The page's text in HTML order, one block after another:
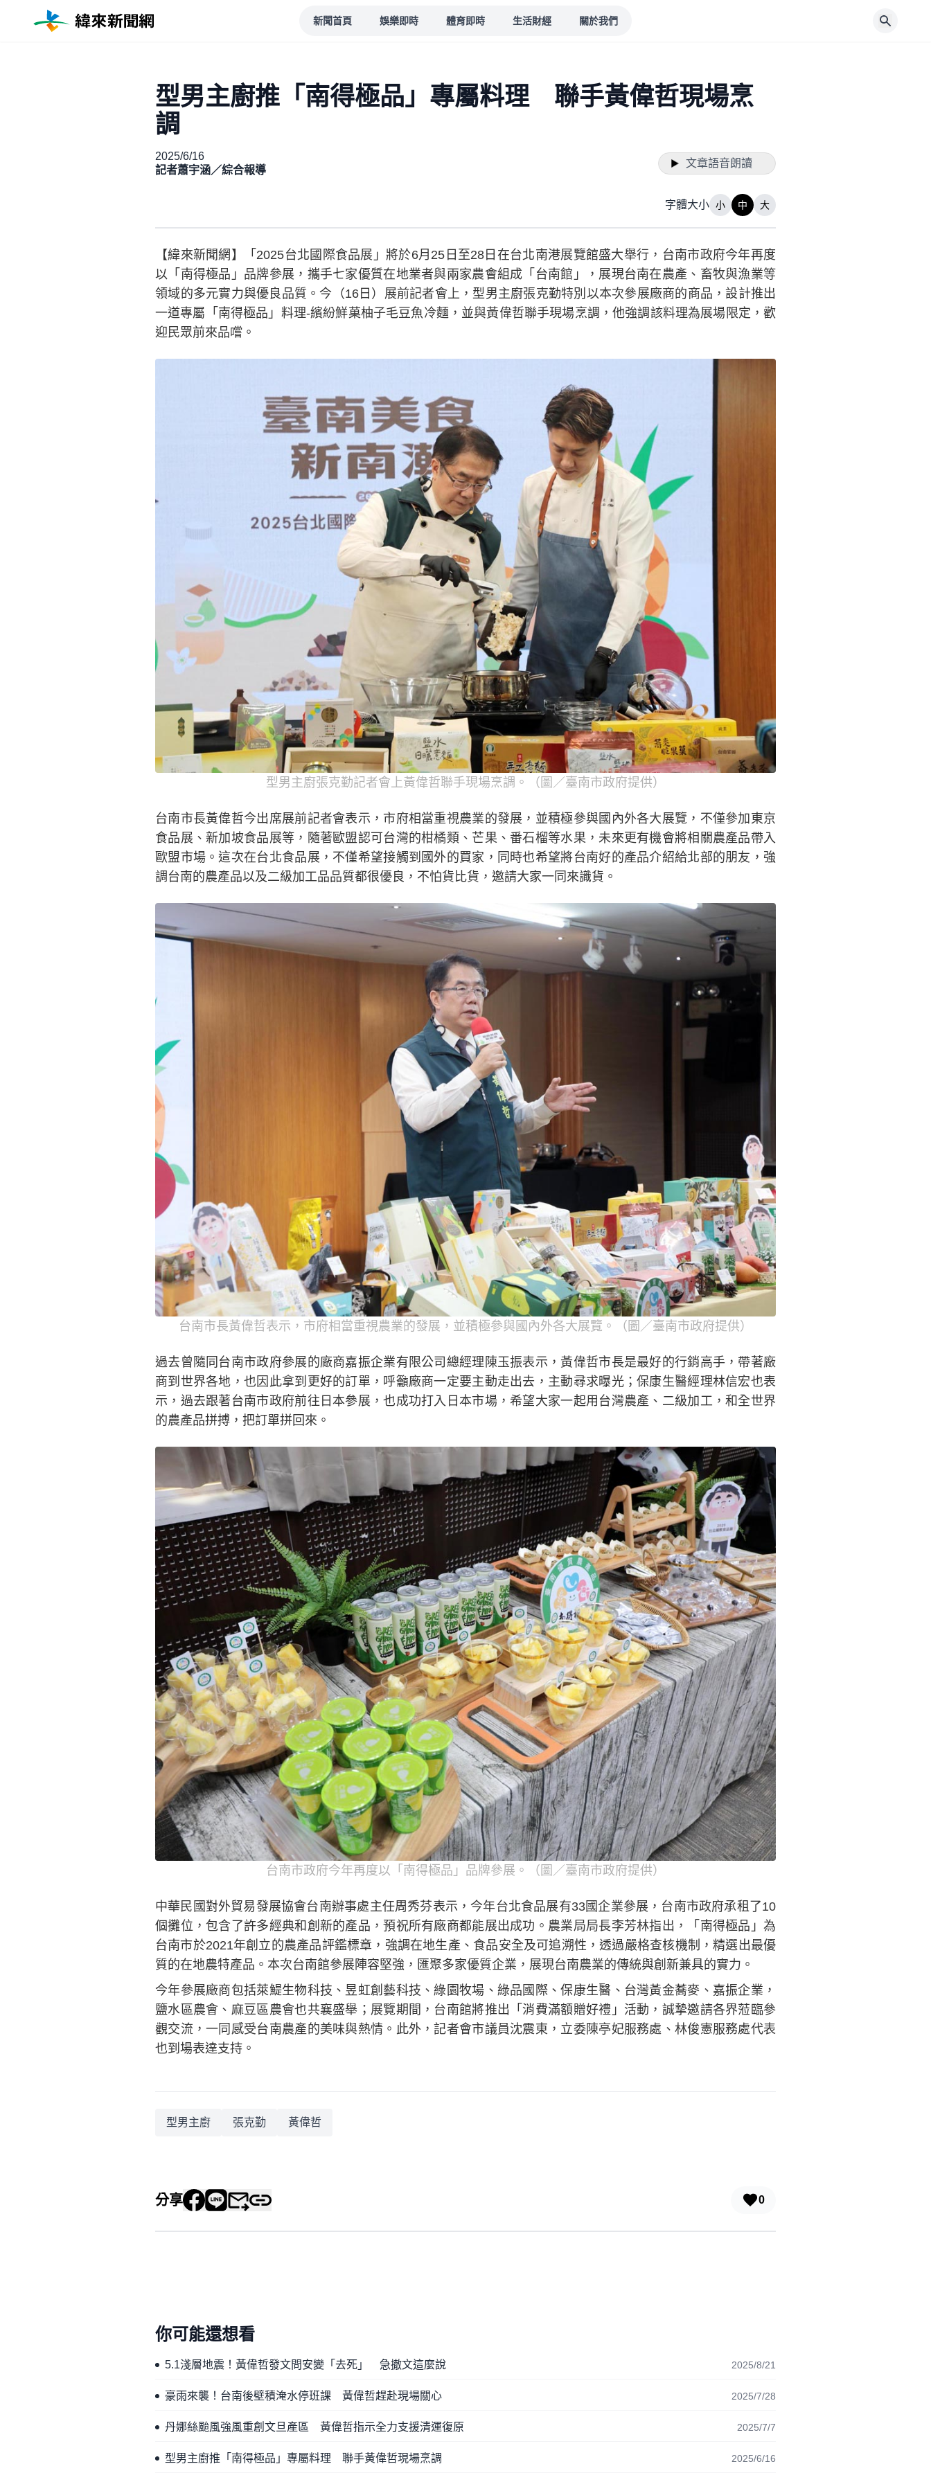
新聞首頁 娛樂即時 體育即時 生活財經 關於我們
型男主廚推「南得極品」專屬料理 聯手黃偉哲現場烹
調
2025/6/16
記者蕭宇涵／綜合報導
文章語音朗讀
字體大小 小 中 大
【緯來新聞網】「2025台北國際食品展」將於6月25日至28日在台北南港展覽館盛大舉行，台南市政府今年再度
以「南得極品」品牌參展，攜手七家優質在地業者與兩家農會組成「台南館」，展現台南在農產、畜牧與漁業等
領域的多元實力與優良品質。今（16日）展前記者會上，型男主廚張克勤特別以本次參展廠商的商品，設計推出
一道專屬「南得極品」料理-繽紛鮮菓柚子毛豆魚冷麵，並與黃偉哲聯手現場烹調，他強調該料理為展場限定，歡
迎民眾前來品嚐。
型男主廚張克勤記者會上黃偉哲聯手現場烹調。（圖／臺南市政府提供）
台南市長黃偉哲今出席展前記者會表示，市府相當重視農業的發展，並積極參與國內外各大展覽，不僅參加東京
食品展、新加坡食品展等，隨著歐盟認可台灣的柑橘類、芒果、番石榴等水果，未來更有機會將相關農產品帶入
歐盟市場。這次在台北食品展，不僅希望接觸到國外的買家，同時也希望將台南好的產品介紹給北部的朋友，強
調台南的農產品以及二級加工品品質都很優良，不怕貨比貨，邀請大家一同來識貨。
台南市長黃偉哲表示，市府相當重視農業的發展，並積極參與國內外各大展覽。（圖／臺南市政府提供）
過去曾隨同台南市政府參展的廠商嘉振企業有限公司總經理陳玉振表示，黃偉哲市長是最好的行銷高手，帶著廠
商到世界各地，也因此拿到更好的訂單，呼籲廠商一定要主動走出去，主動尋求曝光；保康生醫經理林信宏也表
示，過去跟著台南市政府前往日本參展，也成功打入日本市場，希望大家一起用台灣農產、二級加工，和全世界
的農產品拼搏，把訂單拼回來。
台南市政府今年再度以「南得極品」品牌參展。（圖／臺南市政府提供）
中華民國對外貿易發展協會台南辦事處主任周秀芬表示，今年台北食品展有33國企業參展，台南市政府承租了10
個攤位，包含了許多經典和創新的產品，預祝所有廠商都能展出成功。農業局局長李芳林指出，「南得極品」為
台南市於2021年創立的農產品評鑑標章，強調在地生產、食品安全及可追溯性，透過嚴格查核機制，精選出最優
質的在地農特產品。本次台南館參展陣容堅強，匯聚多家優質企業，展現台南農業的傳統與創新兼具的實力。
今年參展廠商包括萊鯷生物科技、昱虹創藝科技、綠園牧場、綠品國際、保康生醫、台灣黃金蕎麥、嘉振企業，
鹽水區農會、麻豆區農會也共襄盛舉；展覽期間，台南館將推出「消費滿額贈好禮」活動，誠摯邀請各界蒞臨參
觀交流，一同感受台南農產的美味與熱情。此外，記者會市議員沈震東，立委陳亭妃服務處、林俊憲服務處代表
也到場表達支持。
型男主廚 張克勤 黃偉哲
分享 0
你可能還想看
5.1淺層地震！黃偉哲發文問安變「去死」 急撤文這麼說 2025/8/21
豪雨來襲！台南後壁積淹水停班課 黃偉哲趕赴現場關心 2025/7/28
丹娜絲颱風強風重創文旦產區 黃偉哲指示全力支援清運復原 2025/7/7
型男主廚推「南得極品」專屬料理 聯手黃偉哲現場烹調 2025/6/16